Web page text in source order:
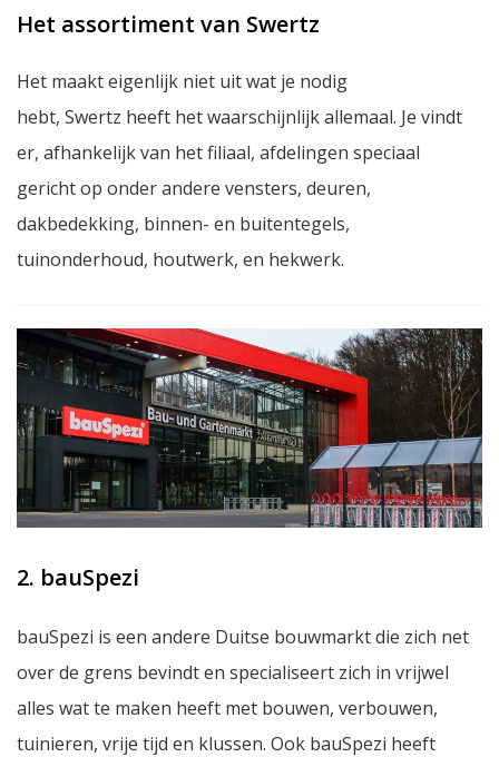
Het assortiment van Swertz
Het maakt eigenlijk niet uit wat je nodig
hebt, Swertz heeft het waarschijnlijk allemaal. Je vindt
er, afhankelijk van het filiaal, afdelingen speciaal
gericht op onder andere vensters, deuren,
dakbedekking, binnen- en buitentegels,
tuinonderhoud, houtwerk, en hekwerk.
2. bauSpezi
bauSpezi is een andere Duitse bouwmarkt die zich net
over de grens bevindt en specialiseert zich in vrijwel
alles wat te maken heeft met bouwen, verbouwen,
tuinieren, vrije tijd en klussen. Ook bauSpezi heeft